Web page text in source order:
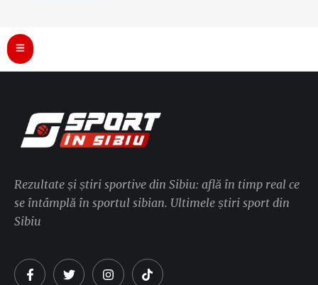
Rezultate și știri sportive din Sibiu: află în timp real ce
se întâmplă în sportul sibian. Ultimele știri sport din
Sibiu